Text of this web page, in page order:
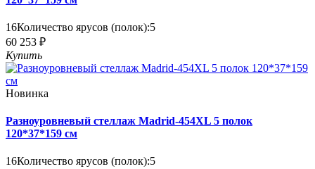
16Количество ярусов (полок):5
60 253 ₽
Купить
Новинка
Разноуровневый стеллаж Madrid-454XL 5 полок
120*37*159 см
16Количество ярусов (полок):5